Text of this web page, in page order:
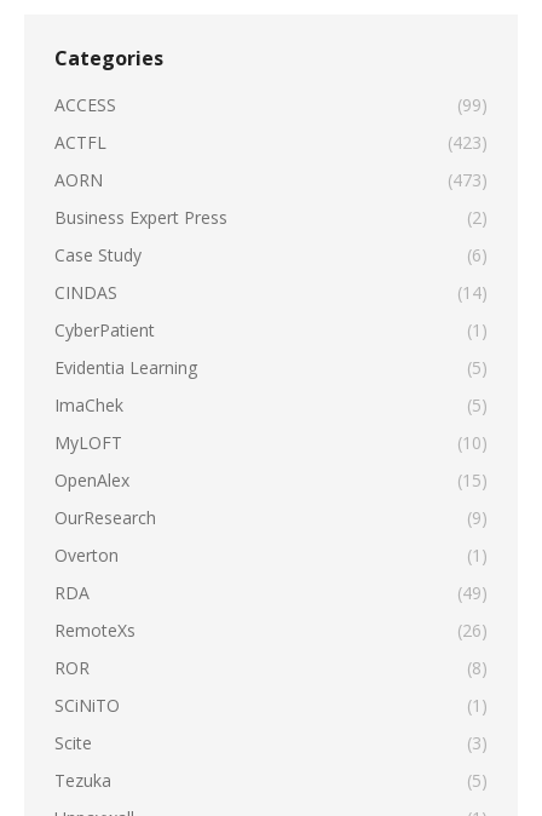
Categories
ACCESS
(99)
ACTFL
(423)
AORN
(473)
Business Expert Press
(2)
Case Study
(6)
CINDAS
(14)
CyberPatient
(1)
Evidentia Learning
(5)
ImaChek
(5)
MyLOFT
(10)
OpenAlex
(15)
OurResearch
(9)
Overton
(1)
RDA
(49)
RemoteXs
(26)
ROR
(8)
SCiNiTO
(1)
Scite
(3)
Tezuka
(5)